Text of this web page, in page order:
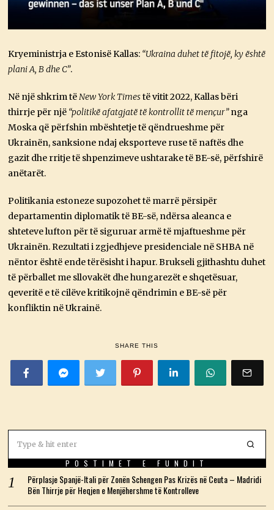
Kryeministrja e Estonisë Kallas: “Ukraina duhet të fitojë, ky është
plani A, B dhe C”.
Në një shkrim të New York Timestë vitit 2022, Kallas bëri
thirrje për një “politikë afatgjatë të kontrollit të mençur”nga
Moska që përfshin mbështetje të qëndrueshme për
Ukrainën, sanksione ndaj eksporteve ruse të naftës dhe
gazit dhe rritje të shpenzimeve ushtarake të BE-së, përfshirë
anëtarët.
Politikania estoneze supozohet të marrë përsipër
departamentin diplomatik të BE-së, ndërsa aleanca e
shteteve lufton për të siguruar armë të mjaftueshme për
Ukrainën. Rezultati i zgjedhjeve presidenciale në SHBA në
nëntor është ende tërësisht i hapur. Brukseli gjithashtu duhet
të përballet me sllovakët dhe hungarezët e shqetësuar,
qeveritë e të cilëve kritikojnë qëndrimin e BE-së për
konfliktin në Ukrainë.
SHARE THIS
POSTIMET E FUNDIT
Përplasje Spanjë-Itali për Zonën Schengen Pas Krizës në Ceuta – Madridi
Bën Thirrje për Heqjen e Menjëhershme të Kontrolleve